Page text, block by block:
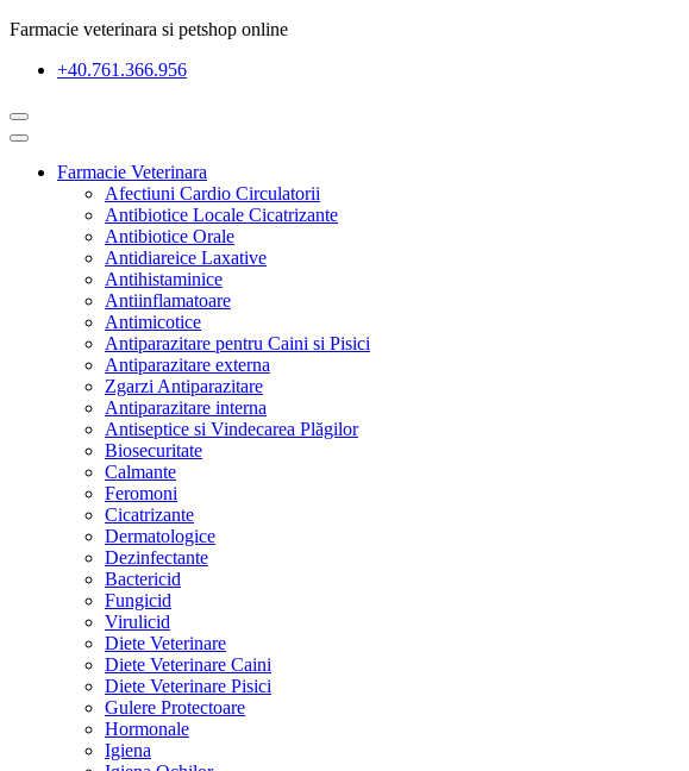
Farmacie veterinara si petshop online
+40.761.366.956
Farmacie Veterinara
Afectiuni Cardio Circulatorii
Antibiotice Locale Cicatrizante
Antibiotice Orale
Antidiareice Laxative
Antihistaminice
Antiinflamatoare
Antimicotice
Antiparazitare pentru Caini si Pisici
Antiparazitare externa
Zgarzi Antiparazitare
Antiparazitare interna
Antiseptice si Vindecarea Plăgilor
Biosecuritate
Calmante
Feromoni
Cicatrizante
Dermatologice
Dezinfectante
Bactericid
Fungicid
Virulicid
Diete Veterinare
Diete Veterinare Caini
Diete Veterinare Pisici
Gulere Protectoare
Hormonale
Igiena